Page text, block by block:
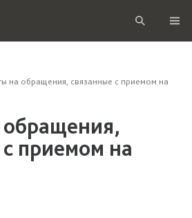
на обращения, связанные с приемом на
приемом на